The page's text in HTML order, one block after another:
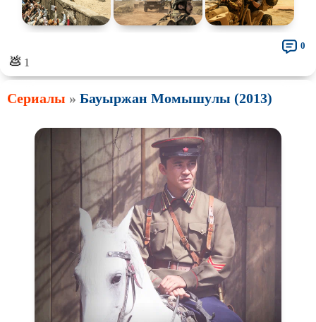
💩 1
0
Сериалы » Бауыржан Момышулы (2013)